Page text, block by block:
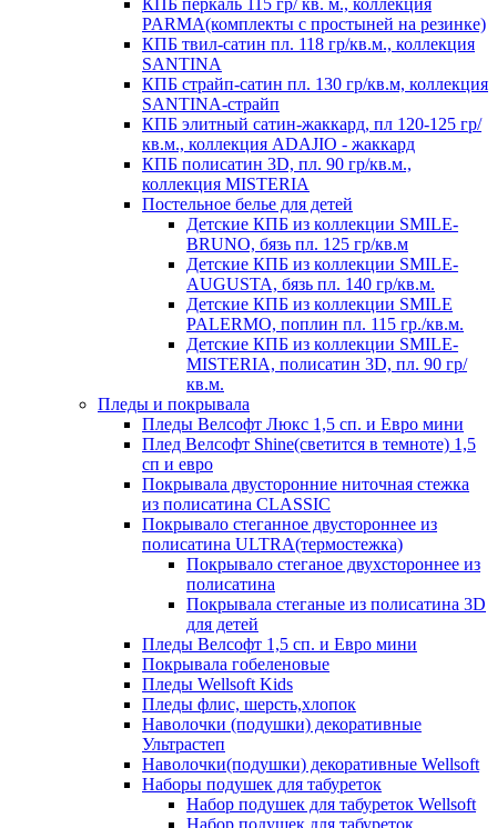
КПБ перкаль 115 гр/ кв. м., коллекция
PARMA(комплекты с простыней на резинке)
КПБ твил-сатин пл. 118 гр/кв.м., коллекция
SANTINA
КПБ страйп-сатин пл. 130 гр/кв.м, коллекция
SANTINA-страйп
КПБ элитный сатин-жаккард, пл 120-125 гр/
кв.м., коллекция ADAJIO - жаккард
КПБ полисатин 3D, пл. 90 гр/кв.м.,
коллекция MISTERIA
Постельное белье для детей
Детские КПБ из коллекции SMILE-
BRUNO, бязь пл. 125 гр/кв.м
Детские КПБ из коллекции SMILE-
AUGUSTA, бязь пл. 140 гр/кв.м.
Детские КПБ из коллекции SMILE
PALERMO, поплин пл. 115 гр./кв.м.
Детские КПБ из коллекции SMILE-
MISTERIA, полисатин 3D, пл. 90 гр/
кв.м.
Пледы и покрывала
Пледы Велсофт Люкс 1,5 сп. и Евро мини
Плед Велсофт Shine(светится в темноте) 1,5
сп и евро
Покрывала двусторонние ниточная стежка
из полисатина CLASSIC
Покрывало стеганное двустороннее из
полисатина ULTRA(термостежка)
Покрывало стеганое двухстороннее из
полисатина
Покрывала стеганые из полисатина 3D
для детей
Пледы Велсофт 1,5 сп. и Евро мини
Покрывала гобеленовые
Пледы Wellsoft Kids
Пледы флис, шерсть,хлопок
Наволочки (подушки) декоративные
Ультрастеп
Наволочки(подушки) декоративные Wellsoft
Наборы подушек для табуреток
Набор подушек для табуреток Wellsoft
Набор подушек для табуреток